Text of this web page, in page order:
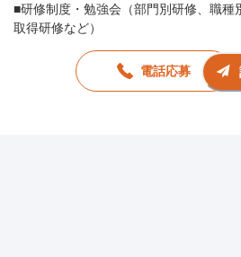
■研修制度・勉強会（部門別研修、職種
取得研修など）
電話応募